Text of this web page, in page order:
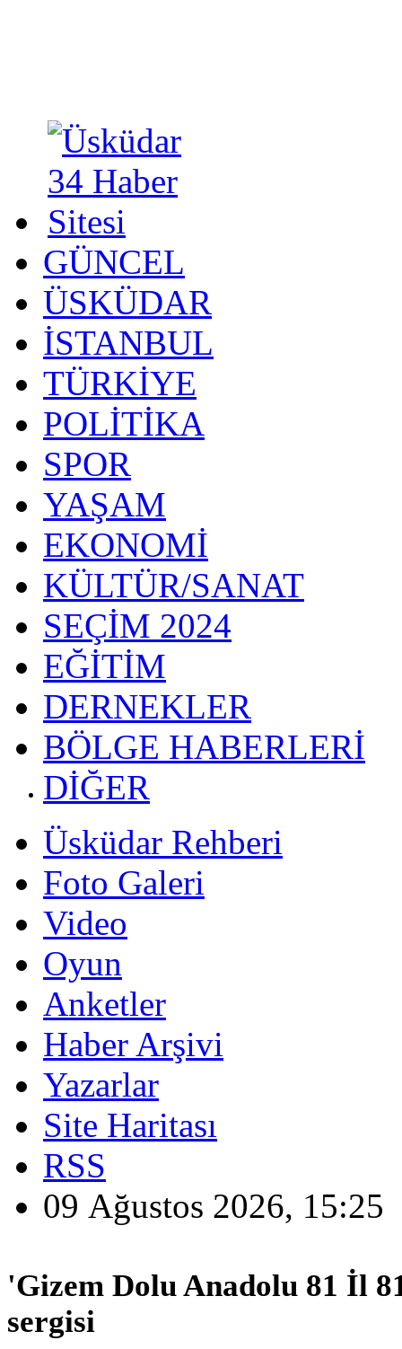
GÜNCEL
ÜSKÜDAR
İSTANBUL
TÜRKİYE
POLİTİKA
SPOR
YAŞAM
EKONOMİ
KÜLTÜR/SANAT
SEÇİM 2024
EĞİTİM
DERNEKLER
BÖLGE HABERLERİ
DİĞER
Üsküdar Rehberi
Foto Galeri
Video
Oyun
Anketler
Haber Arşivi
Yazarlar
Site Haritası
RSS
09 Ağustos 2026, 15:25
'Gizem Dolu Anadolu 81 İl
sergisi